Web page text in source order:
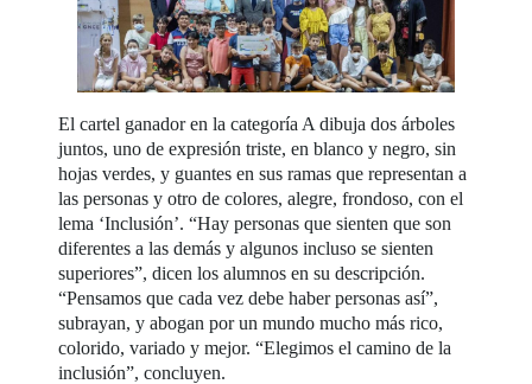
El cartel ganador en la categoría A dibuja dos árboles
juntos, uno de expresión triste, en blanco y negro, sin
hojas verdes, y guantes en sus ramas que representan a
las personas y otro de colores, alegre, frondoso, con el
lema ‘Inclusión’. “Hay personas que sienten que son
diferentes a las demás y algunos incluso se sienten
superiores”, dicen los alumnos en su descripción.
“Pensamos que cada vez debe haber personas así”,
subrayan, y abogan por un mundo mucho más rico,
colorido, variado y mejor. “Elegimos el camino de la
inclusión”, concluyen.